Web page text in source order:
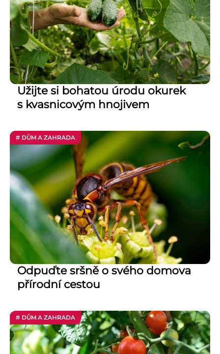
Užijte si bohatou úrodu okurek
s kvasnicovým hnojivem
# DŮM A ZAHRADA
Odpuďte sršně o svého domova
přírodní cestou
# DŮM A ZAHRADA